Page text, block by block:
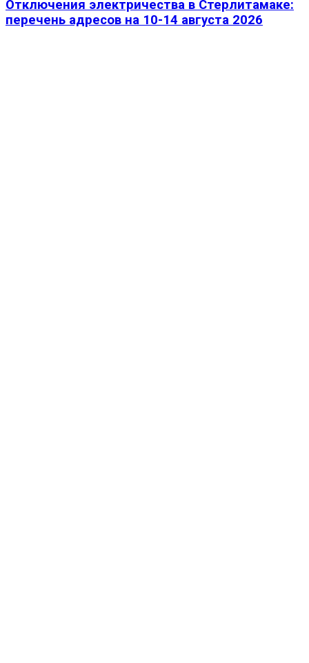
Отключения электричества в Стерлитамаке:
перечень адресов на 10-14 августа 2026